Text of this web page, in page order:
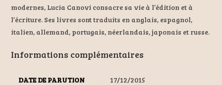
modernes, Lucia Canovi consacre sa vie à l’édition et à
l’écriture. Ses livres sont traduits en anglais, espagnol,
italien, allemand, portugais, néerlandais, japonais et russe.
Informations complémentaires
DATE DE PARUTION
17/12/2015